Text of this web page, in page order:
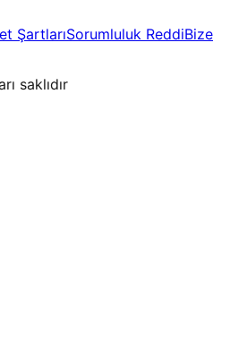
ŞartlarıSorumluluk ReddiBize
saklıdır